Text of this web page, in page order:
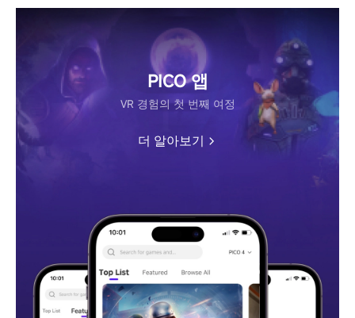
PICO 앱
VR 경험의 첫 번째 여정
더 알아보기